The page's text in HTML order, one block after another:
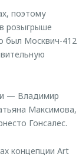
поэтому
розыгрыше
был Москвич-412
— Владимир
Максимова,
Гонсалес.
концепции Art